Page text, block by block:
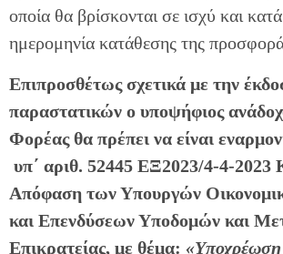
οποία θα βρίσκονται σε ισχύ και
ημερομηνία κατάθεσης της
Επιπροσθέτως σχετικά με την
παραστατικών ο υποψήφιος
Φορέας θα πρέπει να είναι
υπ΄ αριθ. 52445 ΕΞ2023/4-4-2023
Απόφαση των Υπουργών
και Επενδύσεων Υποδομών και
Επικρατείας, με θέμα: